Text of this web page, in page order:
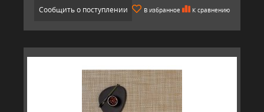
Сообщить о поступлении В избранное К сравнению